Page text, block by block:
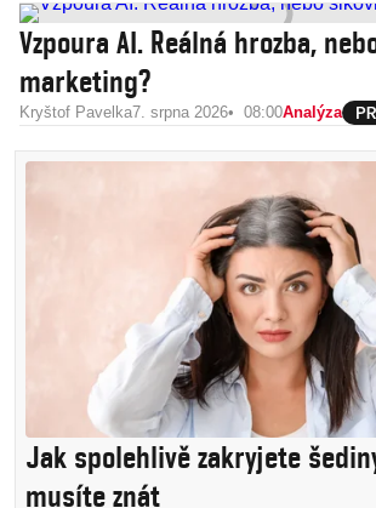
Vzpoura AI. Reálná hrozba,
marketing?
Kryštof Pavelka7. srpna 2026 08:00Analýza
Jak spolehlivě zakryjete
musíte znát